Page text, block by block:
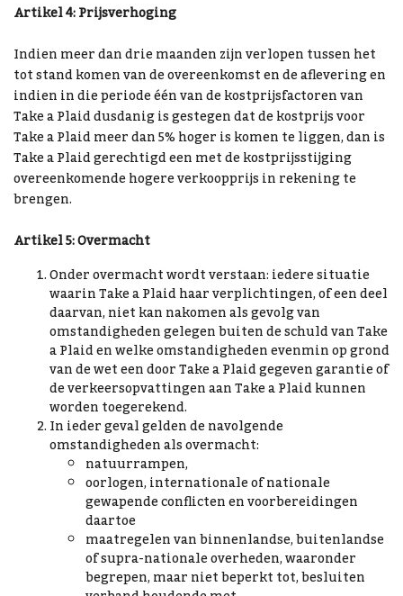
Artikel 4: Prijsverhoging
Indien meer dan drie maanden zijn verlopen tussen het
tot stand komen van de overeenkomst en de aflevering en
indien in die periode één van de kostprijsfactoren van
Take a Plaid dusdanig is gestegen dat de kostprijs voor
Take a Plaid meer dan 5% hoger is komen te liggen, dan is
Take a Plaid gerechtigd een met de kostprijsstijging
overeenkomende hogere verkoopprijs in rekening te
brengen.
Artikel 5: Overmacht
Onder overmacht wordt verstaan: iedere situatie
waarin Take a Plaid haar verplichtingen, of een deel
daarvan, niet kan nakomen als gevolg van
omstandigheden gelegen buiten de schuld van Take
a Plaid en welke omstandigheden evenmin op grond
van de wet een door Take a Plaid gegeven garantie of
de verkeersopvattingen aan Take a Plaid kunnen
worden toegerekend.
In ieder geval gelden de navolgende
omstandigheden als overmacht:
natuurrampen,
oorlogen, internationale of nationale
gewapende conflicten en voorbereidingen
daartoe
maatregelen van binnenlandse, buitenlandse
of supra-nationale overheden, waaronder
begrepen, maar niet beperkt tot, besluiten